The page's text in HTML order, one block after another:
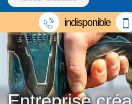
indisponible